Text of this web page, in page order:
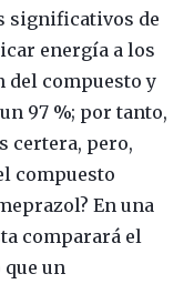
significativos de
energía a los
del compuesto y
97 %; por tanto,
certera, pero,
compuesto
En una
comparará el
un